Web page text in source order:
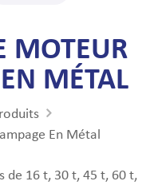
MOTEUR
MÉTAL
En Métal
de 16 t, 30 t, 45 t, 60 t,